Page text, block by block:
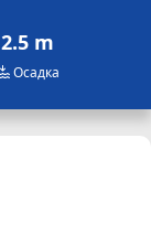
2.5 m
Осадка